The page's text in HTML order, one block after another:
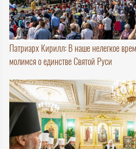
Патриарх Кирилл: В наше нелегкое
молимся о единстве Святой Руси